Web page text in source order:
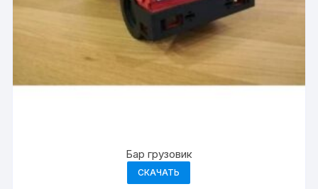
Бар грузовик
СКАЧАТЬ